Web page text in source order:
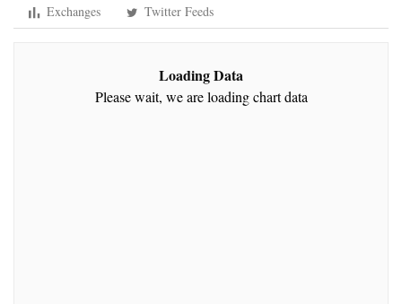
Exchanges
Twitter Feeds
Loading Data
Please wait, we are loading chart data